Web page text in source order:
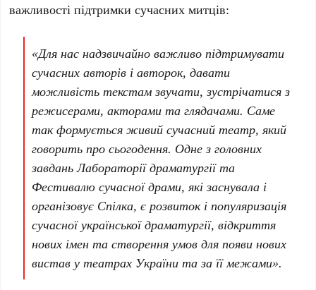
важливості підтримки сучасних митців:
«Для нас надзвичайно важливо підтримувати
сучасних авторів і авторок, давати
можливість текстам звучати, зустрічатися з
режисерами, акторами та глядачами. Саме
так формується живий сучасний театр, який
говорить про сьогодення. Одне з головних
завдань Лабораторії драматургії та
Фестивалю сучасної драми, які заснувала і
організовує Спілка, є розвиток і популяризація
сучасної української драматургії, відкриття
нових імен та створення умов для появи нових
вистав у театрах України та за її межами».